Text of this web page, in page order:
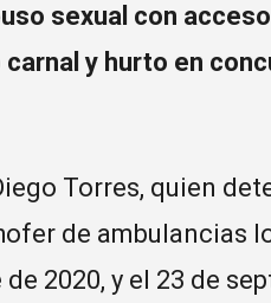
sexual con
y hurto en
Torres, quien
de ambulancias
2020, y el 23 de